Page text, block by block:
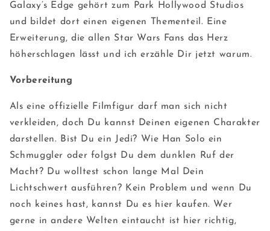
Galaxy’s Edge gehört zum Park Hollywood Studios
und bildet dort einen eigenen Thementeil. Eine
Erweiterung, die allen Star Wars Fans das Herz
höherschlagen lässt und ich erzähle Dir jetzt warum.
Vorbereitung
Als eine offizielle Filmfigur darf man sich nicht
verkleiden, doch Du kannst Deinen eigenen Charakter
darstellen. Bist Du ein Jedi? Wie Han Solo ein
Schmuggler oder folgst Du dem dunklen Ruf der
Macht? Du wolltest schon lange Mal Dein
Lichtschwert ausführen? Kein Problem und wenn Du
noch keines hast, kannst Du es hier kaufen. Wer
gerne in andere Welten eintaucht ist hier richtig,